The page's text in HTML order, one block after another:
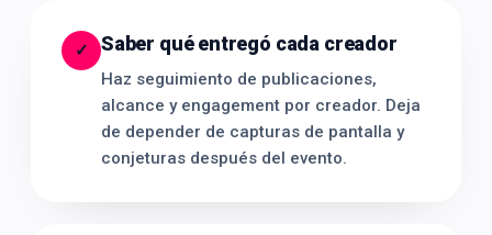
✓ Saber qué entregó cada creador
Haz seguimiento de publicaciones,
alcance y engagement por creador. Deja
de depender de capturas de pantalla y
conjeturas después del evento.